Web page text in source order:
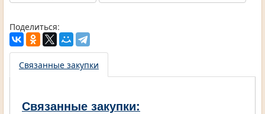
Поделиться:
Связанные закупки
Связанные закупки: